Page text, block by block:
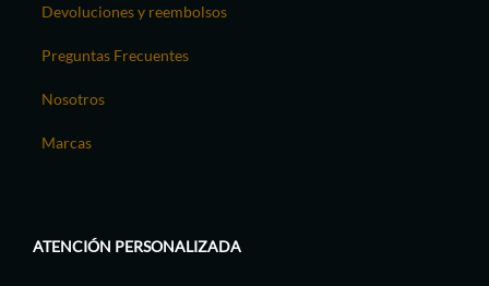
Devoluciones y reembolsos
Preguntas Frecuentes
Nosotros
Marcas
ATENCIÓN PERSONALIZADA